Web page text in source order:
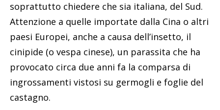
soprattutto chiedere che sia italiana, del Sud.
Attenzione a quelle importate dalla Cina o altri
paesi Europei, anche a causa dell’insetto, il
cinipide (o vespa cinese), un parassita che ha
provocato circa due anni fa la comparsa di
ingrossamenti vistosi su germogli e foglie del
castagno.